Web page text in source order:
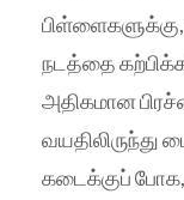
நடத்தை
அதிகமான
கடைக்குப்